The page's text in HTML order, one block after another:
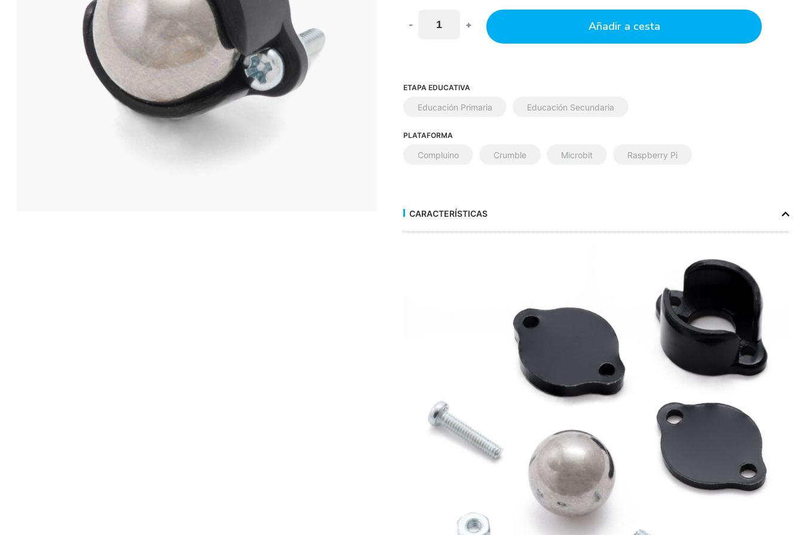
- + Añadir a cesta
ETAPA EDUCATIVA
Educación Primaria Educación Secundaria
PLATAFORMA
Compluino Crumble Microbit Raspberry Pi
CARACTERÍSTICAS